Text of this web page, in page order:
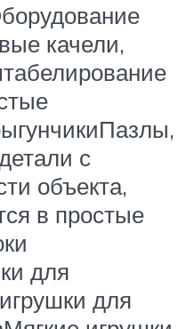
качели,
с
объекта,
в простые
для
для